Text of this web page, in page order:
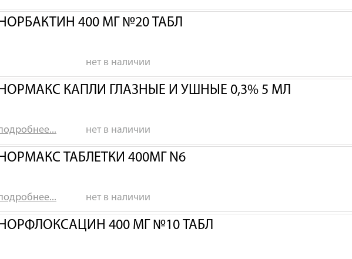
400 МГ №20 ТАБЛ
нет в наличии
КАПЛИ ГЛАЗНЫЕ И УШНЫЕ 0,3% 5 МЛ
нет в наличии
ТАБЛЕТКИ 400МГ N6
нет в наличии
400 МГ №10 ТАБЛ